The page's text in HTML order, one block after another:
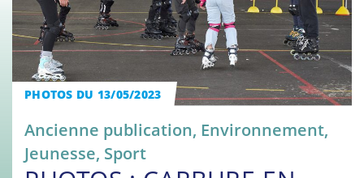
PHOTOS DU 13/05/2023
Ancienne publication, Environnement,
Jeunesse, Sport